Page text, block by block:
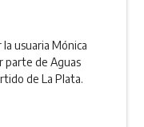
usuaria Mónica
parte de Aguas
de La Plata.